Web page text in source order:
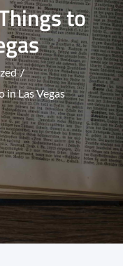
to
in Las Vegas